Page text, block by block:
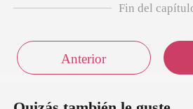
Fin del
Anterior